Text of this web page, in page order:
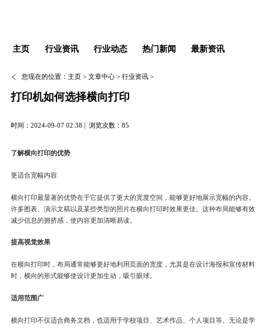
主页 行业资讯 行业动态 热门新闻 最新资讯
您现在的位置：主页 >文章中心 >行业资讯 >
打印机如何选择横向打印
时间：2024-09-07 02:38 | 浏览次数：85
了解横向打印的优势
更适合宽幅内容
横向打印最显著的优势在于它提供了更大的宽度空间，能够更好地展示宽幅的内容。
许多图表、演示文稿以及某些类型的照片在横向打印时效果更佳。这种布局能够有效
减少信息的拥挤感，使内容更加清晰易读。
提高视觉效果
在横向打印时，布局通常能够更好地利用页面的宽度，尤其是在设计海报和宣传材料
时，横向的形式能够使设计更加生动，吸引眼球。
适用范围广
横向打印不仅适合商务文档，也适用于学校项目、艺术作品、个人项目等。无论是学